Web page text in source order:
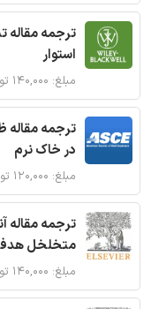
ترجمه مقاله
استوار
مبلغ: ۱۴۰,۰۰۰ تومان
ترجمه مقاله
در خاک نرم
مبلغ: ۱۲۰,۰۰۰ تومان
ترجمه مقاله
متخلخل
مبلغ: ۱۴۰,۰۰۰ تومان